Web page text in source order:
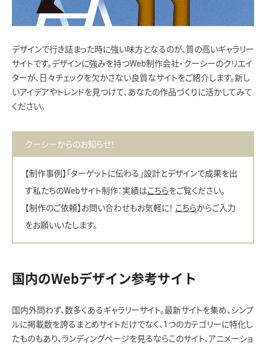
デザインで行き詰まった時に強い味方となるのが、質の高いギャラリー
サイトです。デザインに強みを持つWeb制作会社・クーシーのクリエイ
ターが、日々チェックを欠かさない良質なサイトをご紹介します。新し
いアイデアやトレンドを見つけて、あなたの作品づくりに活かしてみて
ください。
クーシーからのお知らせ！
【制作事例】「ターゲットに伝わる」設計とデザインで成果を出
す私たちのWebサイト制作：実績はこちらをご覧ください。
【制作のご依頼】お問い合わせもお気軽に！ こちらからご入力
をお願いいたします。
国内のWebデザイン参考サイト
国内外問わず、数多くあるギャラリーサイト。最新サイトを集め、シンプ
ルに掲載数を誇るまとめサイトだけでなく、1つのカテゴリーに特化し
たものもあり、ランディングページを見るならこのサイト、アニメーショ